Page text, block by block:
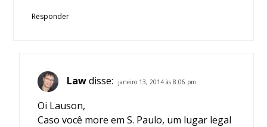
Responder
Law disse: janeiro 13, 2014 às 8:06 pm
Oi Lauson,
Caso você more em S. Paulo, um lugar legal